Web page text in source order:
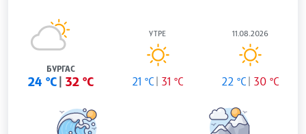
БУРГАС
24 °C 32 °C
УТРЕ
21 °C 31 °C
11.08.2026
22 °C 30 °C